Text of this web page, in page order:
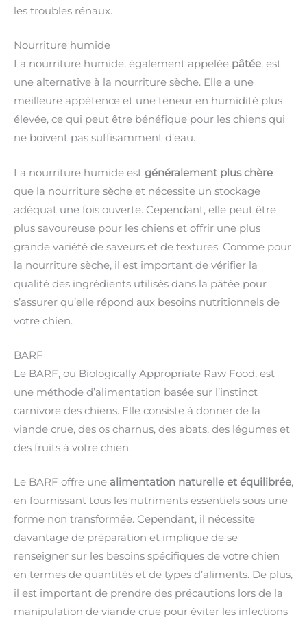
les troubles rénaux.
Nourriture humide
La nourriture humide, également appelée pâtée, est
une alternative à la nourriture sèche. Elle a une
meilleure appétence et une teneur en humidité plus
élevée, ce qui peut être bénéfique pour les chiens qui
ne boivent pas suffisamment d’eau.
La nourriture humide est généralement plus chère
que la nourriture sèche et nécessite un stockage
adéquat une fois ouverte. Cependant, elle peut être
plus savoureuse pour les chiens et offrir une plus
grande variété de saveurs et de textures. Comme pour
la nourriture sèche, il est important de vérifier la
qualité des ingrédients utilisés dans la pâtée pour
s’assurer qu’elle répond aux besoins nutritionnels de
votre chien.
BARF
Le BARF, ou Biologically Appropriate Raw Food, est
une méthode d’alimentation basée sur l’instinct
carnivore des chiens. Elle consiste à donner de la
viande crue, des os charnus, des abats, des légumes et
des fruits à votre chien.
Le BARF offre une alimentation naturelle et équilibrée,
en fournissant tous les nutriments essentiels sous une
forme non transformée. Cependant, il nécessite
davantage de préparation et implique de se
renseigner sur les besoins spécifiques de votre chien
en termes de quantités et de types d’aliments. De plus,
il est important de prendre des précautions lors de la
manipulation de viande crue pour éviter les infections